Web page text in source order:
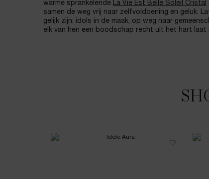
warme sprankelende La Vie Est Belle Soleil Cristal
samen de weg vrij naar zelfvoldoening en geluk.
gelijk zijn: idols in de maak, op weg naar
elk van hen een boodschap recht uit het hart laat